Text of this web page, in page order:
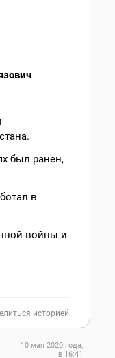
был ранен,
в
войны и
историей
10 мая 2020 года,
в 16:41